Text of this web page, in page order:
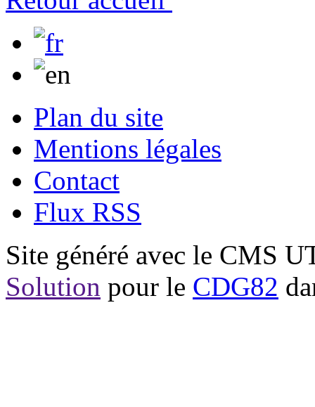
Plan du site
Mentions légales
Contact
Flux RSS
Site généré avec le CMS
Solution pour le CDG82